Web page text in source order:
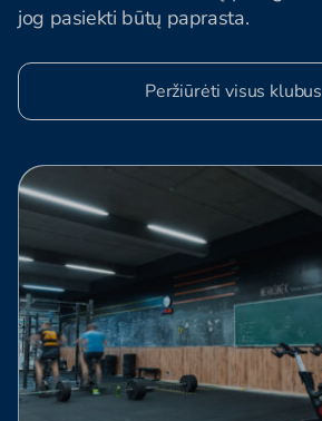
jog pasiekti būtų paprasta.
Peržiūrėti visus klubus